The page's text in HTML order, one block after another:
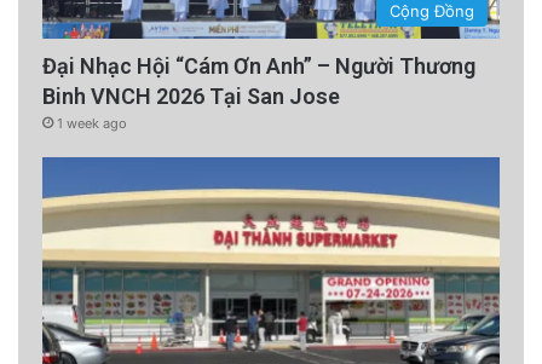
Cộng Đồng
Đại Nhạc Hội “Cám Ơn Anh” – Người Thương
Binh VNCH 2026 Tại San Jose
1 week ago